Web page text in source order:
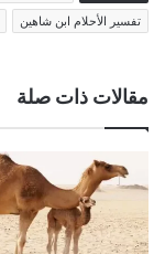
تفسير الأحلام ابن شاهين
مقالات ذات صلة